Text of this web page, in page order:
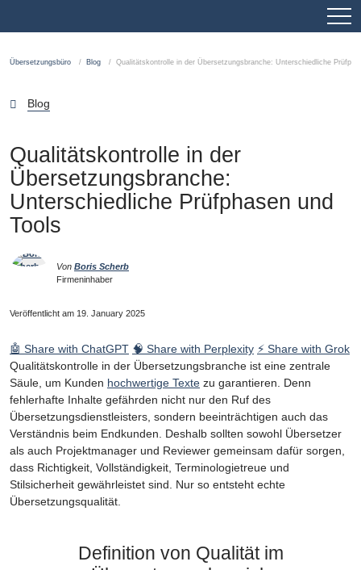
Übersetzungsbüro Blog Qualitätskontrolle in der Übersetzungsbranche: Unterschiedliche
Blog
Qualitätskontrolle in der
Übersetzungsbranche:
Unterschiedliche Prüfphasen und
Tools
Von Boris Scherb
Firmeninhaber
Veröffentlicht am 19. January 2025
🤖 Share with ChatGPT 🧠 Share with Perplexity ⚡ Share with Grok
Qualitätskontrolle in der Übersetzungsbranche ist eine zentrale
Säule, um Kunden hochwertige Texte zu garantieren. Denn
fehlerhafte Inhalte gefährden nicht nur den Ruf des
Übersetzungsdienstleisters, sondern beeinträchtigen auch das
Verständnis beim Endkunden. Deshalb sollten sowohl Übersetzer
als auch Projektmanager und Reviewer gemeinsam dafür sorgen,
dass Richtigkeit, Vollständigkeit, Terminologietreue und
Stilsicherheit gewährleistet sind. Nur so entsteht echte
Übersetzungsqualität.
Definition von Qualität im